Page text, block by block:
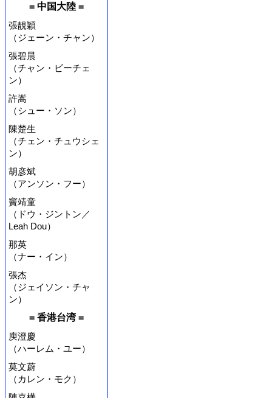
= 中国大陸 =
張靚穎
（ジェーン・チャン）
張碧晨
（チャン・ビーチェ
ン）
許嵩
（シュー・ソン）
陳楚生
（チェン・チュウシェ
ン）
胡彦斌
（アンソン・フー）
竇靖童
（ドウ・ジントン／
Leah Dou）
那英
（ナー・イン）
張杰
（ジェイソン・チャ
ン）
= 香港台湾 =
庾澄慶
（ハーレム・ユー）
莫文蔚
（カレン・モク）